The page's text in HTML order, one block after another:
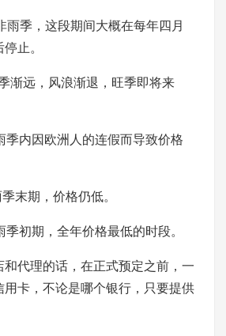
季，这段期间大概在每年四月
止。
渐远，风浪渐退，旺季即将来
内因欧洲人的连假而导致价格
末期，价格仍低。
初期，全年价格最低的时段。
代理的话，在正式预定之前，一
用卡，不论是哪个银行，只要提供